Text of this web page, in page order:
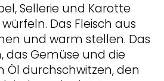
Sellerie und Karotte
Das Fleisch aus
und warm stellen. Das
das Gemüse und die
Öl durchschwitzen, den